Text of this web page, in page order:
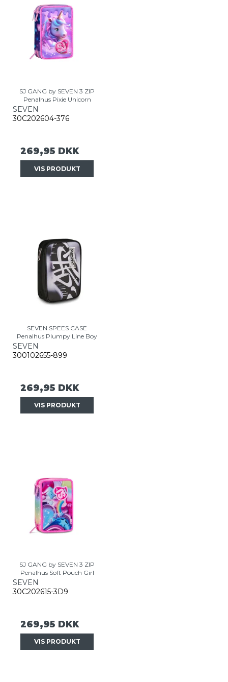
SJ GANG by SEVEN 3 ZIP
Penalhus Pixie Unicorn
SEVEN
30C202604-376
269,95 DKK
VIS PRODUKT
SEVEN SPEES CASE
Penalhus Plumpy Line Boy
SEVEN
300102655-899
269,95 DKK
VIS PRODUKT
SJ GANG by SEVEN 3 ZIP
Penalhus Soft Pouch Girl
SEVEN
30C202615-3D9
269,95 DKK
VIS PRODUKT